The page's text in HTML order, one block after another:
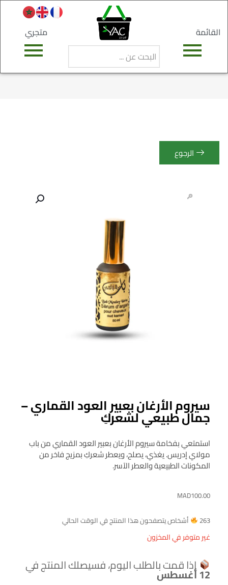
القائمة متجري
الرجوع
سيروم الأرغان بعبير العود القماري –
جمال طبيعي لشعركِ
استمتعي بفخامة سيروم الأرغان بعبير العود القماري من باب
مولاي إدريس. يغذي، يصلح، ويعطر شعركِ بمزيج فاخر من
المكونات الطبيعية والعطر الآسر.
MAD100.00
263 أشخاص يتصفحون هذا المنتج في الوقت الحالي
غير متوفر في المخزون
إذا قمت بالطلب اليوم، فسيصلك المنتج في
12 أغسطس